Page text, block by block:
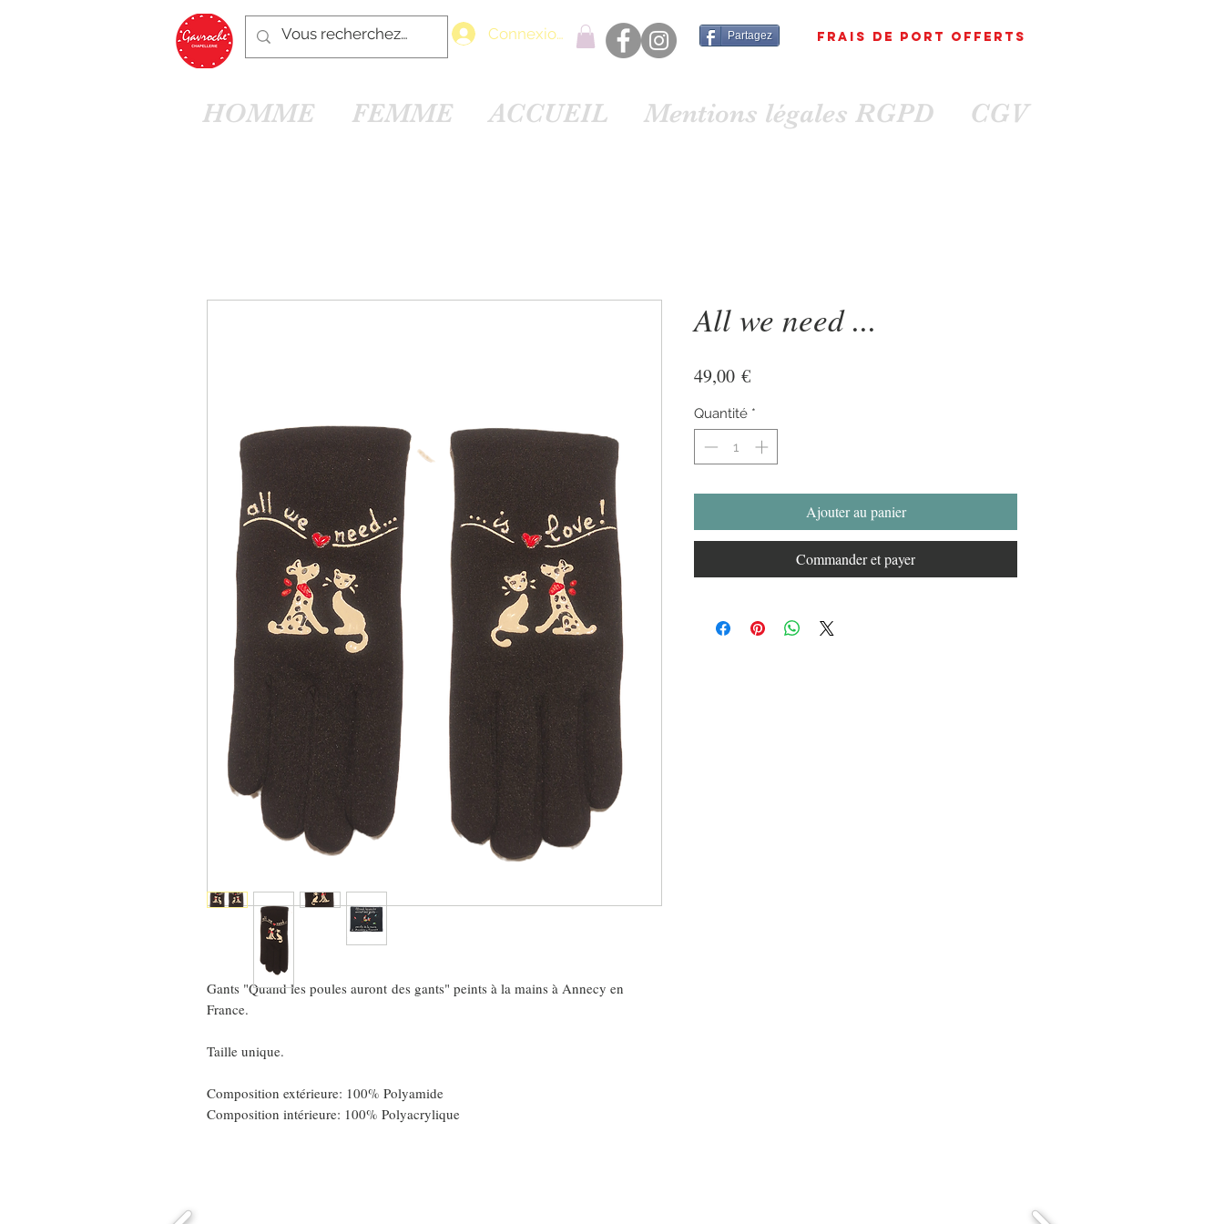
Connexion Partagez FRAIS DE PORT OFFErts
HOMME FEMME ACCUEIL Mentions légales RGPD CGV
Gants "Quand les poules auront des gants" peints à la mains à Annecy en
France.
Taille unique.
Composition extérieure: 100% Polyamide
Composition intérieure: 100% Polyacrylique
All we need ...
49,00 €Prix
Quantité *
Ajouter au panier
Commander et payer